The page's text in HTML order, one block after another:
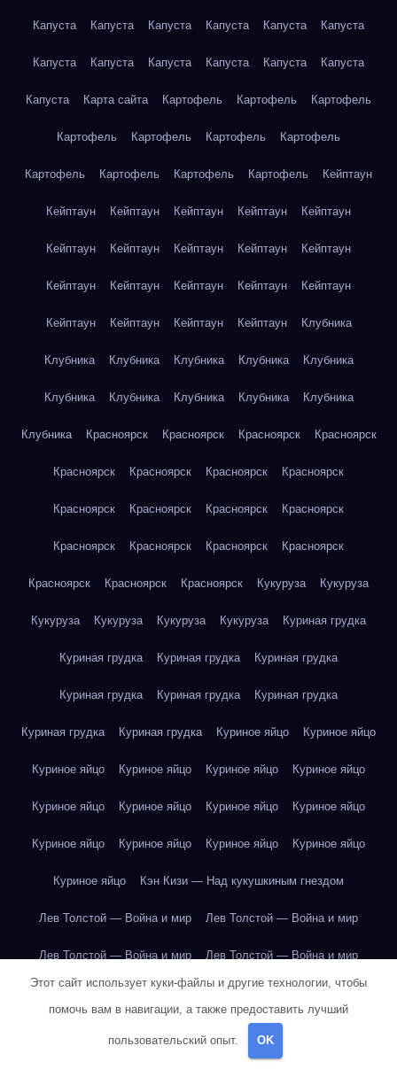
Капуста Капуста Капуста Капуста Капуста Капуста
Капуста Капуста Капуста Капуста Капуста Капуста
Капуста Карта сайта Картофель Картофель Картофель
Картофель Картофель Картофель Картофель
Картофель Картофель Картофель Картофель Кейптаун
Кейптаун Кейптаун Кейптаун Кейптаун Кейптаун
Кейптаун Кейптаун Кейптаун Кейптаун Кейптаун
Кейптаун Кейптаун Кейптаун Кейптаун Кейптаун
Кейптаун Кейптаун Кейптаун Кейптаун Клубника
Клубника Клубника Клубника Клубника Клубника
Клубника Клубника Клубника Клубника Клубника
Клубника Красноярск Красноярск Красноярск Красноярск
Красноярск Красноярск Красноярск Красноярск
Красноярск Красноярск Красноярск Красноярск
Красноярск Красноярск Красноярск Красноярск
Красноярск Красноярск Красноярск Кукуруза Кукуруза
Кукуруза Кукуруза Кукуруза Кукуруза Куриная грудка
Куриная грудка Куриная грудка Куриная грудка
Куриная грудка Куриная грудка Куриная грудка
Куриная грудка Куриная грудка Куриное яйцо Куриное яйцо
Куриное яйцо Куриное яйцо Куриное яйцо Куриное яйцо
Куриное яйцо Куриное яйцо Куриное яйцо Куриное яйцо
Куриное яйцо Куриное яйцо Куриное яйцо Куриное яйцо
Куриное яйцо Кэн Кизи — Над кукушкиным гнездом
Лев Толстой — Война и мир Лев Толстой — Война и мир
Лев Толстой — Война и мир Лев Толстой — Война и мир
Лев Толстой — Война и мир Лев Толстой — Война и мир
Лев Толстой — Война и мир
Этот сайт использует куки-файлы и другие технологии, чтобы
помочь вам в навигации, а также предоставить лучший
пользовательский опыт. OK